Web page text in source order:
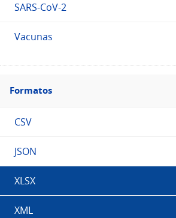
SARS-CoV-2
Vacunas
Filtro
Formatos
Formatos
CSV
JSON
XLSX
XML